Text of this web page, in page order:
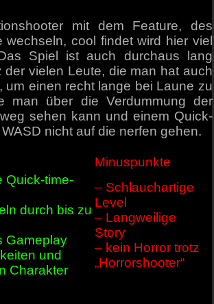
mit dem Feature, des
wechseln, cool findet wird hier viel
Spiel ist auch durchaus lang
der vielen Leute, die man hat auch
um einen recht lange bei Laune zu
man über die Verdummung der
sehen kann und einem Quick-
nicht auf die nerfen gehen.
Minuspunkte
Quick-time-
durch bis zu
Gameplay
und
Charakter
– Schlauchartige
Level
– Langweilige
Story
– kein Horror trotz
„Horrorshooter“